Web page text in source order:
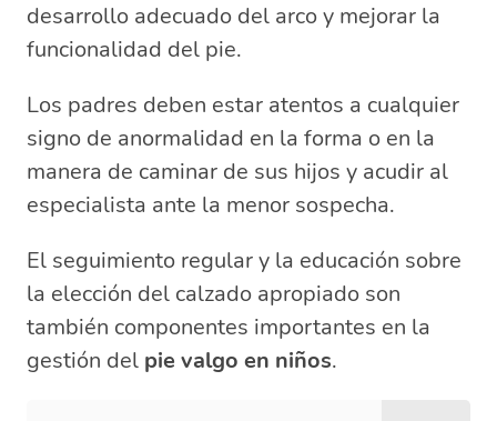
desarrollo adecuado del arco y mejorar la
funcionalidad del pie.
Los padres deben estar atentos a cualquier
signo de anormalidad en la forma o en la
manera de caminar de sus hijos y acudir al
especialista ante la menor sospecha.
El seguimiento regular y la educación sobre
la elección del calzado apropiado son
también componentes importantes en la
gestión del pie valgo en niños.